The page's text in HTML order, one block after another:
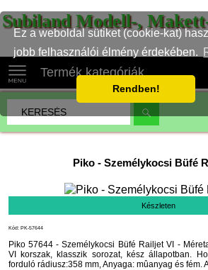
Ez a weboldal sütiket (cookie-kat)
jobb felhasználói élmény érdekében.
Rendben!
Subiland Modell-,
Termék kategóriák
Piko- Személykocsi Büfé
Készleten
Kód: PK-57644
Piko 57644 - Személykocsi Büfé Railjet VI -
VI korszak, klasszik sorozat, kész állapotban.
forduló rádiusz:358 mm, Anyaga: mûanyag és fém.